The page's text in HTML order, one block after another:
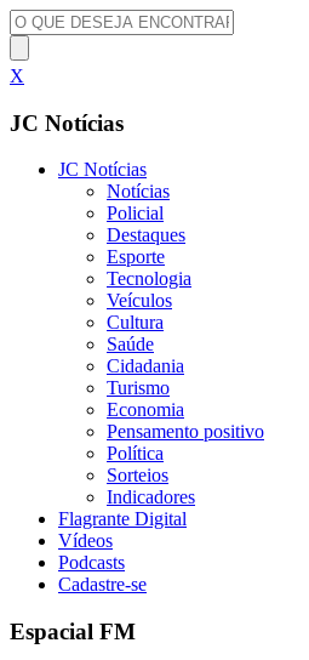
X
JC Notícias
JC Notícias
Notícias
Policial
Destaques
Esporte
Tecnologia
Veículos
Cultura
Saúde
Cidadania
Turismo
Economia
Pensamento positivo
Política
Sorteios
Indicadores
Flagrante Digital
Vídeos
Podcasts
Cadastre-se
Espacial FM